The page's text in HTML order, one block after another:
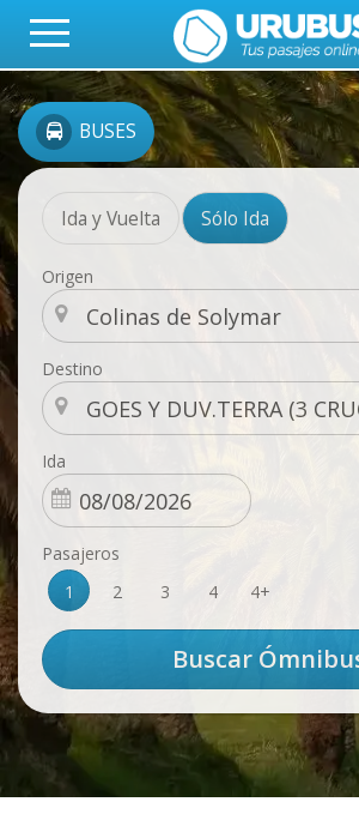
BUSES
Ida y Vuelta Sólo Ida
Origen
Destino
Ida
Pasajeros
1
2 3 4 4+